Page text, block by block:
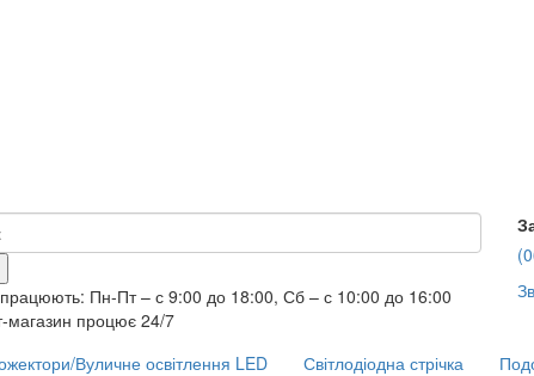
Пн-Пт – с 9:00 до 18:00, Сб – с 10:00 до 16:00
магазин процює 24/7
Вуличне освітлення LED Світлодіодна стрічка